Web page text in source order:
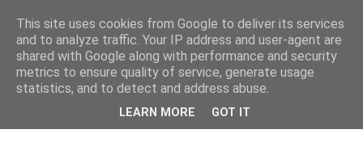
This site uses cookies from Google to deliver its services
and to analyze traffic. Your IP address and user-agent are
shared with Google along with performance and security
metrics to ensure quality of service, generate usage
statistics, and to detect and address abuse.
LEARN MORE GOT IT